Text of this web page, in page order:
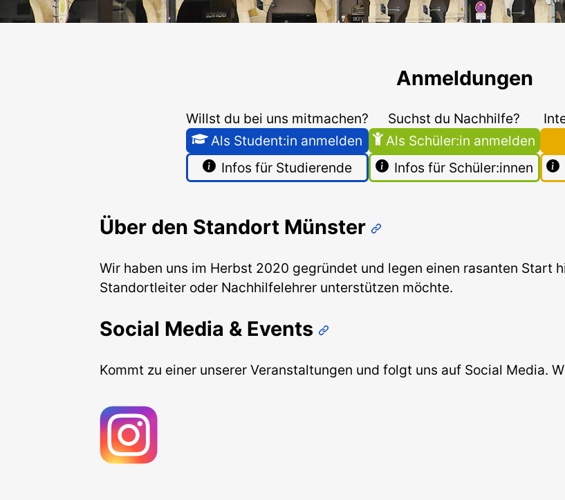
Münster
Anmeldungen
Willst du bei uns mitmachen?
Als Student:in anmelden
Infos für Studierende
Suchst du Nachhilfe?
Als Schüler:in anmelden
Infos für Schüler:innen
Über den Standort Münster
Wir haben uns im Herbst 2020 gegründet und legen einen rasanten Start
Standortleiter oder Nachhilfelehrer unterstützen möchte.
Social Media & Events
Kommt zu einer unserer Veranstaltungen und folgt uns auf Social Media.